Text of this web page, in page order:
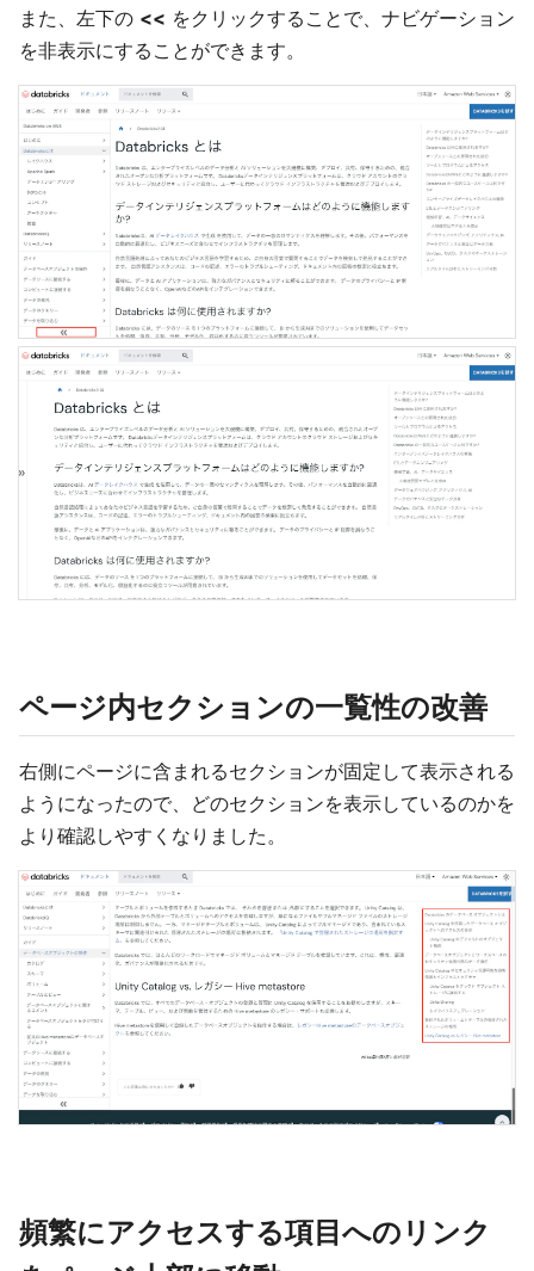
また、左下の << をクリックすることで、ナビゲーション
を非表示にすることができます。
ページ内セクションの一覧性の改善
右側にページに含まれるセクションが固定して表示される
ようになったので、どのセクションを表示しているのかを
より確認しやすくなりました。
頻繁にアクセスする項目へのリンク